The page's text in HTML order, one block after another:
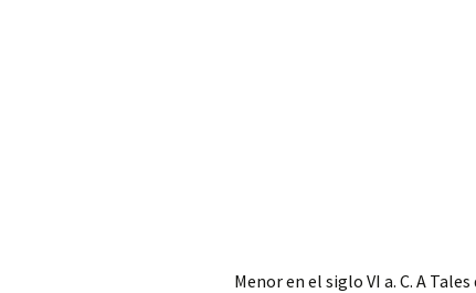
Menor en el siglo VI a. C. A